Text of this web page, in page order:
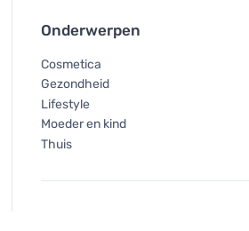
Onderwerpen
Cosmetica
Gezondheid
Lifestyle
Moeder en kind
Thuis